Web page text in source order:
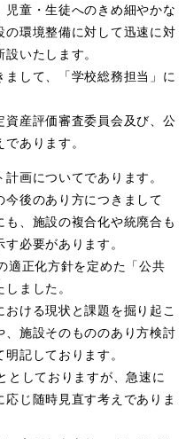
児童・生徒へのきめ細やかな
の環境整備に対して迅速に対
いたします。
して、「学校総務担当」に
資産評価審査委員会及び、公
あります。
画についてであります。
今後のあり方につきまして
、施設の複合化や統廃合も
必要があります。
適正化方針を定めた「公共
ました。
ける現状と課題を掘り起こ
、施設そのもののあり方検討
記しております。
としておりますが、急速に
じ随時見直す考えでありま